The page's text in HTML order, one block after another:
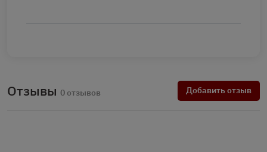
Отзывы 0 отзывов Добавить отзыв